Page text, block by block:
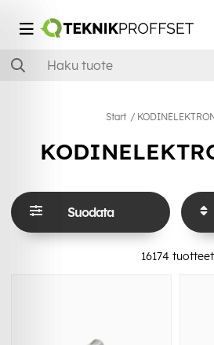
Start
Suodata
16174 tuotteet